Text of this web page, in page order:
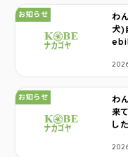
わ
犬)
カテゴリ：
お知らせ
わ
来
した
カテゴリ：
お知らせ